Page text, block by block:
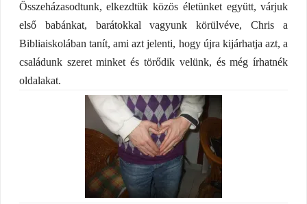
Összeházasodtunk, elkezdtük közös életünket együtt, várjuk
első babánkat, barátokkal vagyunk körülvéve, Chris a
Bibliaiskolában tanít, ami azt jelenti, hogy újra kijárhatja azt, a
családunk szeret minket és törődik velünk, és még írhatnék
oldalakat.